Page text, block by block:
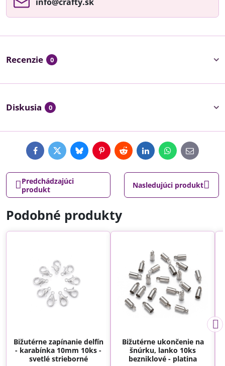
Recenzie 0
Diskusia 0
FacebookTwitterBlueskyPinterestRedditLinkedInWhatsApp
E-
mail
Predchádzajúci
produkt
Nasledujúci produkt
Podobné produkty
Bižutérne zapínanie delfín
- karabínka 10mm 10ks -
svetlé strieborné
Bižutérne ukončenie na
šnúrku, lanko 10ks
bezniklové - platina